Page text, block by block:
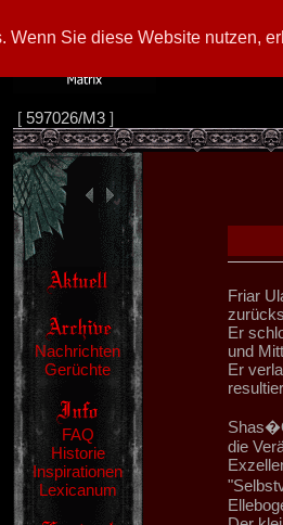
Wenn Sie diese Website nutzen,
[ 597026/M3]
Nachrichten
Gerüchte
FAQ
Historie
Inspirationen
Lexicanum
Friar
Er
und
Er
die